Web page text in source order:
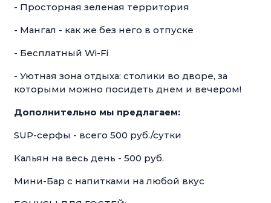
- Просторная зеленая территория
- Мангал - как же без него в отпуске
- Бесплатный Wi-Fi
- Уютная зона отдыха: столики во дворе, за
которыми можно посидеть днем и вечером!
Дополнительно мы предлагаем:
SUP-серфы - всего 500 руб./сутки
Кальян на весь день - 500 руб.
Мини-Бар с напитками на любой вкус